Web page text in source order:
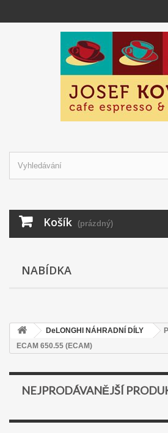
Košík (prázdný)
NABÍDKA
DeLONGHI NÁHRADNÍ DÍLY
ECAM 650.55 (ECAM)
NEJPRODÁVANĚJŠÍ